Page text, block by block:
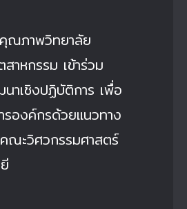
ณภาพวิทยาลัย
าหกรรม เข้าร่วม
นาเชิงปฏิบัติการ เพื่อ
รองค์กรด้วยแนวทาง
ณะวิศวกรรมศาสตร์